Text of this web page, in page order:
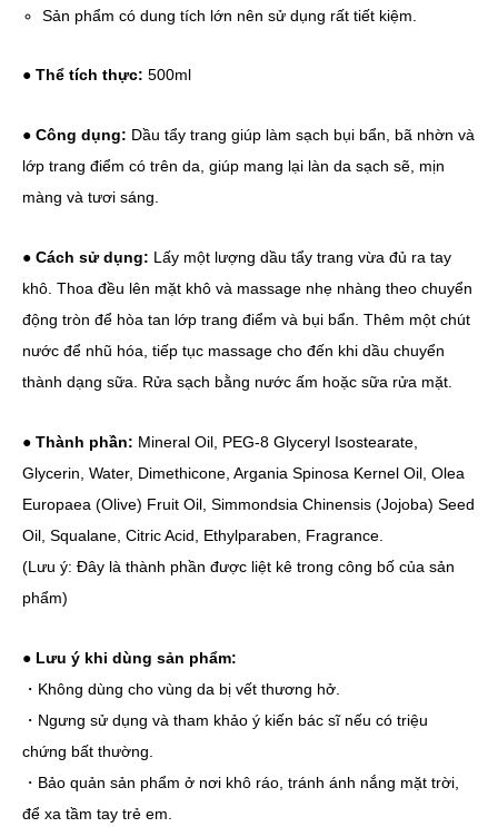
Sản phẩm có dung tích lớn nên sử dụng rất tiết kiệm.
● Thể tích thực: 500ml
● Công dụng: Dầu tẩy trang giúp làm sạch bụi bẩn, bã nhờn và
lớp trang điểm có trên da, giúp mang lại làn da sạch sẽ, mịn
màng và tươi sáng.
● Cách sử dụng: Lấy một lượng dầu tẩy trang vừa đủ ra tay
khô. Thoa đều lên mặt khô và massage nhẹ nhàng theo chuyển
động tròn để hòa tan lớp trang điểm và bụi bẩn. Thêm một chút
nước để nhũ hóa, tiếp tục massage cho đến khi dầu chuyển
thành dạng sữa. Rửa sạch bằng nước ấm hoặc sữa rửa mặt.
● Thành phần: Mineral Oil, PEG-8 Glyceryl Isostearate,
Glycerin, Water, Dimethicone, Argania Spinosa Kernel Oil, Olea
Europaea (Olive) Fruit Oil, Simmondsia Chinensis (Jojoba) Seed
Oil, Squalane, Citric Acid, Ethylparaben, Fragrance.
(Lưu ý: Đây là thành phần được liệt kê trong công bố của sản
phẩm)
● Lưu ý khi dùng sản phẩm:
・Không dùng cho vùng da bị vết thương hở.
・Ngưng sử dụng và tham khảo ý kiến bác sĩ nếu có triệu
chứng bất thường.
・Bảo quản sản phẩm ở nơi khô ráo, tránh ánh nắng mặt trời,
để xa tầm tay trẻ em.